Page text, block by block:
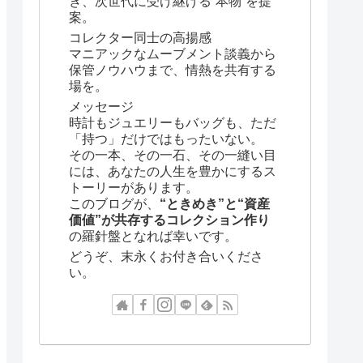
案。
コレクター同士の高揚感
マニアックなムーブメント談義から
保管ノウハウまで、情熱を共有する
場を。
メッセージ
時計もジュエリーもバッグも、ただ
「持つ」だけではもったいない。
その一本、その一石、その一縫い目
には、あなたの人生を豊かにするス
トーリーがあります。
このブログが、 “ときめき”と“資産
価値”が共存するコレクション作り
の羅針盤となれば幸いです。
どうぞ、末永くお付き合いくださ
い。